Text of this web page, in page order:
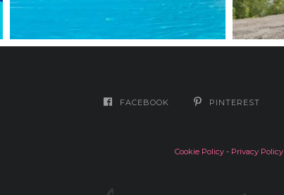
FACEBOOK PINTEREST
Cookie Policy - Privacy Policy